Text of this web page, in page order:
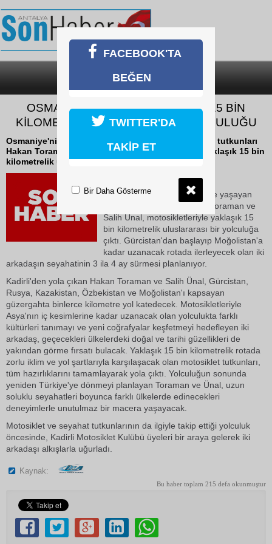
SON DAKİKA
OSMANİYE’DEN MOĞOLİSTAN’A 15 BİN
KİLOMETRELİK MOTOSİKLET YOLCULUĞU
Osmaniye'nin Kadirli ilçesinde yaşayan motosiklet tutkunları
Hakan Toraman ve Salih Ünal, motosikletleriyle yaklaşık 15 bin
kilometrelik uluslararası bir...
12 Haziran 2026 Cuma 12:58
Osmaniye'nin Kadirli ilçesinde yaşayan
motosiklet tutkunları Hakan Toraman ve
Salih Ünal, motosikletleriyle yaklaşık 15
bin kilometrelik uluslararası bir yolculuğa
çıktı. Gürcistan'dan başlayıp Moğolistan'a
kadar uzanacak rotada ilerleyecek olan iki
arkadaşın seyahatinin 3 ila 4 ay sürmesi planlanıyor.
Kadirli'den yola çıkan Hakan Toraman ve Salih Ünal, Gürcistan,
Rusya, Kazakistan, Özbekistan ve Moğolistan'ı kapsayan
güzergahta binlerce kilometre yol katedecek. Motosikletleriyle
Asya'nın iç kesimlerine kadar uzanacak olan yolculukta farklı
kültürleri tanımayı ve yeni coğrafyalar keşfetmeyi hedefleyen iki
arkadaş, geçecekleri ülkelerdeki doğal ve tarihi güzellikleri de
yakından görme fırsatı bulacak. Yaklaşık 15 bin kilometrelik rotada
zorlu iklim ve yol şartlarıyla karşılaşacak olan motosiklet tutkunları,
tüm hazırlıklarını tamamlayarak yola çıktı. Yolculuğun sonunda
yeniden Türkiye'ye dönmeyi planlayan Toraman ve Ünal, uzun
soluklu seyahatleri boyunca farklı ülkelerde edinecekleri
deneyimlerle unutulmaz bir macera yaşayacak.
Motosiklet ve seyahat tutkunlarının da ilgiyle takip ettiği yolculuk
öncesinde, Kadirli Motosiklet Kulübü üyeleri bir araya gelerek iki
arkadaşı alkışlarla uğurladı.
Kaynak:
Bu haber toplam 215 defa okunmuştur
FACEBOOK'TA
BEĞEN
TWITTER'DA
TAKİP ET
Bir Daha Gösterme